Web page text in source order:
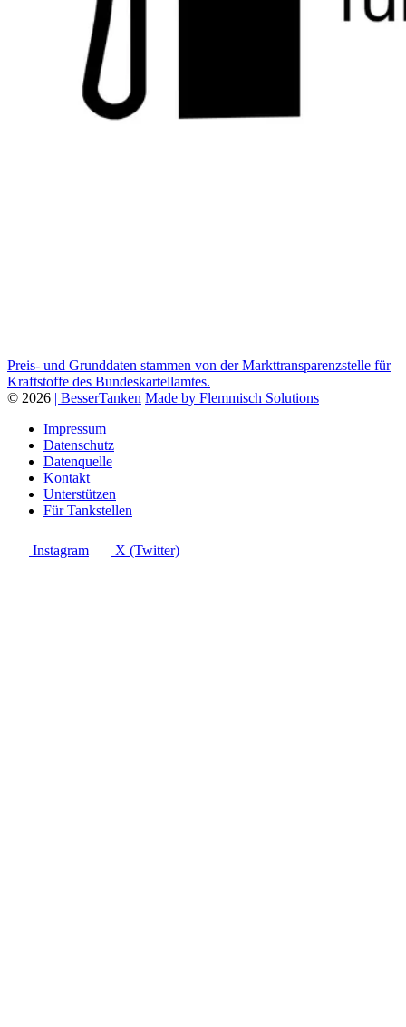
Preis- und Grunddaten stammen von der Markttransparenzstelle für
Kraftstoffe des Bundeskartellamtes.
© 2026 | BesserTanken Made by Flemmisch Solutions
Impressum
Datenschutz
Datenquelle
Kontakt
Unterstützen
Für Tankstellen
Instagram X (Twitter)